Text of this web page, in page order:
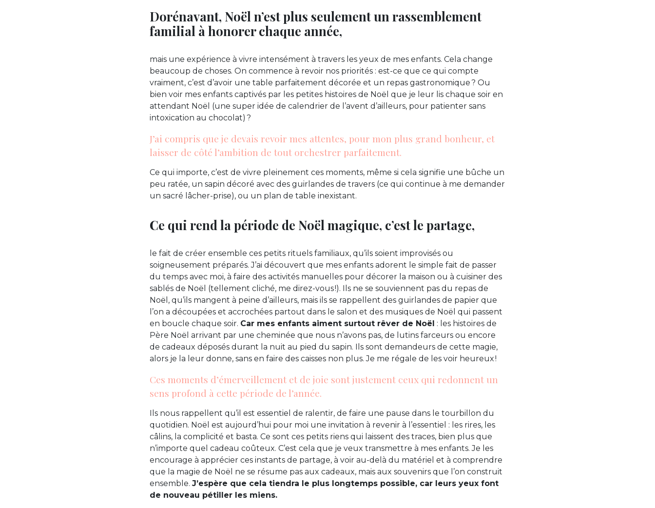
Dorénavant, Noël n’est plus seulement un rassemblement
familial à honorer chaque année,
mais une expérience à vivre intensément à travers les yeux de mes enfants. Cela change
beaucoup de choses. On commence à revoir nos priorités : est-ce que ce qui compte
vraiment, c’est d’avoir une table parfaitement décorée et un repas gastronomique ? Ou
bien voir mes enfants captivés par les petites histoires de Noël que je leur lis chaque soir en
attendant Noël (une super idée de calendrier de l’avent d’ailleurs, pour patienter sans
intoxication au chocolat) ?
J’ai compris que je devais revoir mes attentes, pour mon plus grand bonheur, et
laisser de côté l’ambition de tout orchestrer parfaitement.
Ce qui importe, c’est de vivre pleinement ces moments, même si cela signifie une bûche un
peu ratée, un sapin décoré avec des guirlandes de travers (ce qui continue à me demander
un sacré lâcher-prise), ou un plan de table inexistant.
Ce qui rend la période de Noël magique, c’est le partage,
le fait de créer ensemble ces petits rituels familiaux, qu’ils soient improvisés ou
soigneusement préparés. J’ai découvert que mes enfants adorent le simple fait de passer
du temps avec moi, à faire des activités manuelles pour décorer la maison ou à cuisiner des
sablés de Noël (tellement cliché, me direz-vous !). Ils ne se souviennent pas du repas de
Noël, qu’ils mangent à peine d’ailleurs, mais ils se rappellent des guirlandes de papier que
l’on a découpées et accrochées partout dans le salon et des musiques de Noël qui passent
en boucle chaque soir. Car mes enfants aiment surtout rêver de Noël : les histoires de
Père Noël arrivant par une cheminée que nous n’avons pas, de lutins farceurs ou encore
de cadeaux déposés durant la nuit au pied du sapin. Ils sont demandeurs de cette magie,
alors je la leur donne, sans en faire des caisses non plus. Je me régale de les voir heureux !
Ces moments d’émerveillement et de joie sont justement ceux qui redonnent un
sens profond à cette période de l’année.
Ils nous rappellent qu’il est essentiel de ralentir, de faire une pause dans le tourbillon du
quotidien. Noël est aujourd’hui pour moi une invitation à revenir à l’essentiel : les rires, les
câlins, la complicité et basta. Ce sont ces petits riens qui laissent des traces, bien plus que
n’importe quel cadeau coûteux. C’est cela que je veux transmettre à mes enfants. Je les
encourage à apprécier ces instants de partage, à voir au-delà du matériel et à comprendre
que la magie de Noël ne se résume pas aux cadeaux, mais aux souvenirs que l’on construit
ensemble. J’espère que cela tiendra le plus longtemps possible, car leurs yeux font
de nouveau pétiller les miens.